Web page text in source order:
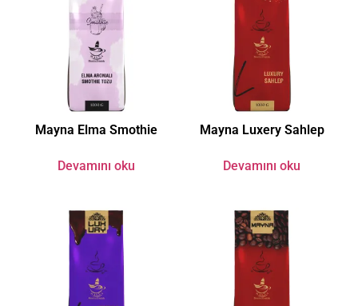
Mayna Elma Smothie
Devamını oku
Mayna Luxery Sahlep
Devamını oku